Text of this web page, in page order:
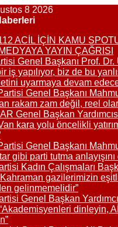
8 2026
ACİL İÇİN KAMU
YAYIN ÇAĞRISI
Genel Başkanı Prof. Dr.
iş yapılıyor, biz de bu
uyarmaya devam
Genel Başkanı
rakam zam değil, reel
Genel Başkan
kara yolu öncelikli
Genel Başkanı
gibi parti tutma
Kadın Çalışmaları
gazilerimizin
gelinmemelidir”
Genel Başkan
dinleyin,